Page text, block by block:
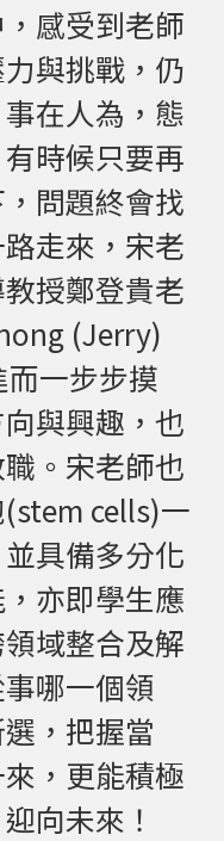
感受到老師
與挑戰，仍
在人為，態
時候只要再
問題終會找
走來，宋老
授鄭登貴老
(Jerry)
一步步摸
與興趣，也
。宋老師也
cells)一
具備多分化
亦即學生應
域整合及解
哪一個領
，把握當
，更能積極
向未來！